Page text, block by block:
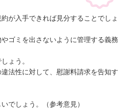
が入手できれば見分することでしょ
ゴミを出さないように管理する義務
ょう。
法性に対して、慰謝料請求を告知す
でしょう。（参考意見）